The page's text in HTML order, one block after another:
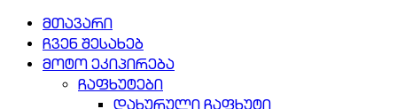
მთავარი
ჩვენ შესახებ
მოტო ეკიპირება
ჩაფხუტები